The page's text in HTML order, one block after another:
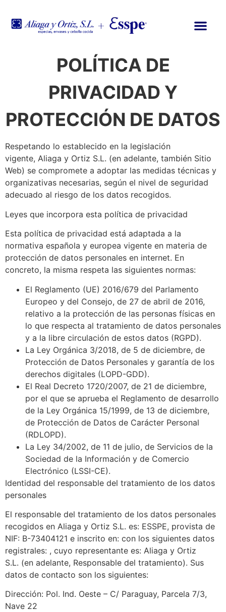
POLÍTICA DE
PRIVACIDAD Y
PROTECCIÓN DE DATOS
Respetando lo establecido en la legislación
vigente, Aliaga y Ortiz S.L. (en adelante, también Sitio
Web) se compromete a adoptar las medidas técnicas y
organizativas necesarias, según el nivel de seguridad
adecuado al riesgo de los datos recogidos.
Leyes que incorpora esta política de privacidad
Esta política de privacidad está adaptada a la
normativa española y europea vigente en materia de
protección de datos personales en internet. En
concreto, la misma respeta las siguientes normas:
El Reglamento (UE) 2016/679 del Parlamento
Europeo y del Consejo, de 27 de abril de 2016,
relativo a la protección de las personas físicas en
lo que respecta al tratamiento de datos personales
y a la libre circulación de estos datos (RGPD).
La Ley Orgánica 3/2018, de 5 de diciembre, de
Protección de Datos Personales y garantía de los
derechos digitales (LOPD-GDD).
El Real Decreto 1720/2007, de 21 de diciembre,
por el que se aprueba el Reglamento de desarrollo
de la Ley Orgánica 15/1999, de 13 de diciembre,
de Protección de Datos de Carácter Personal
(RDLOPD).
La Ley 34/2002, de 11 de julio, de Servicios de la
Sociedad de la Información y de Comercio
Electrónico (LSSI-CE).
Identidad del responsable del tratamiento de los datos
personales
El responsable del tratamiento de los datos personales
recogidos en Aliaga y Ortiz S.L. es: ESSPE, provista de
NIF: B-73404121 e inscrito en: con los siguientes datos
registrales: , cuyo representante es: Aliaga y Ortiz
S.L. (en adelante, Responsable del tratamiento). Sus
datos de contacto son los siguientes:
Dirección: Pol. Ind. Oeste – C/ Paraguay, Parcela 7/3,
Nave 22